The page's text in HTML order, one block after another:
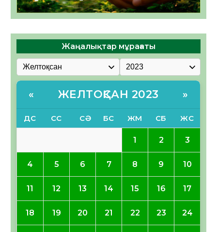
Жаңалықтар мұрағаты
« ЖЕЛТОҚСАН 2023 »
ДС СС СӘ БС ЖМ СБ ЖС
1 2 3
4 5 6 7 8 9 10
11 12 13 14 15 16 17
18 19 20 21 22 23 24